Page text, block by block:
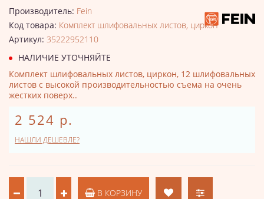
Производитель: Fein
Код товара: Комплект шлифовальных листов, циркон
Артикул: 35222952110
НАЛИЧИЕ УТОЧНЯЙТЕ
Комплект шлифовальных листов, циркон, 12 шлифовальных
листов с высокой производительностью съема на очень
жестких поверх..
2 524 р.
НАШЛИ ДЕШЕВЛЕ?
В КОРЗИНУ